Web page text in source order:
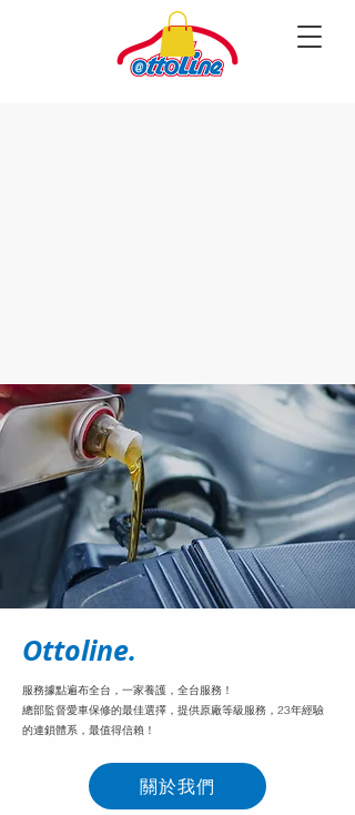
Ottoline.
服務據點遍布全台，一家養護，全台服務！
​總部監督愛車保修的最佳選擇，提供原廠等級服務，23年經驗
的連鎖體系，最值得信賴！
關於我們